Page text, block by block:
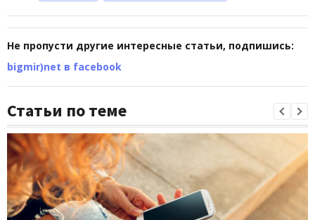
Не пропусти другие интересные статьи, подпишись:
bigmir)net в facebook
Статьи по теме